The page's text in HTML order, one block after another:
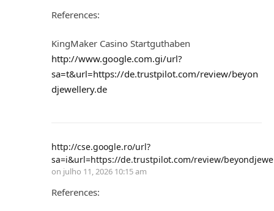
References:
KingMaker Casino Startguthaben
http://www.google.com.gi/url?
sa=t&url=https://de.trustpilot.com/review/beyon
djewellery.de
http://cse.google.ro/url?
sa=i&url=https://de.trustpilot.com/review/
on julho 11, 2026 10:15 am
References: